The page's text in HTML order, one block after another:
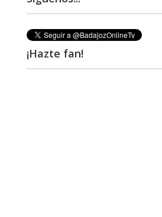
¡Hazte fan!